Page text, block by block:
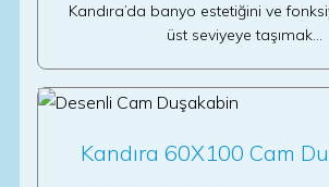
Kandıra’da banyo estetiğini ve
üst seviyeye taşımak…
Kandıra 60X100 Cam